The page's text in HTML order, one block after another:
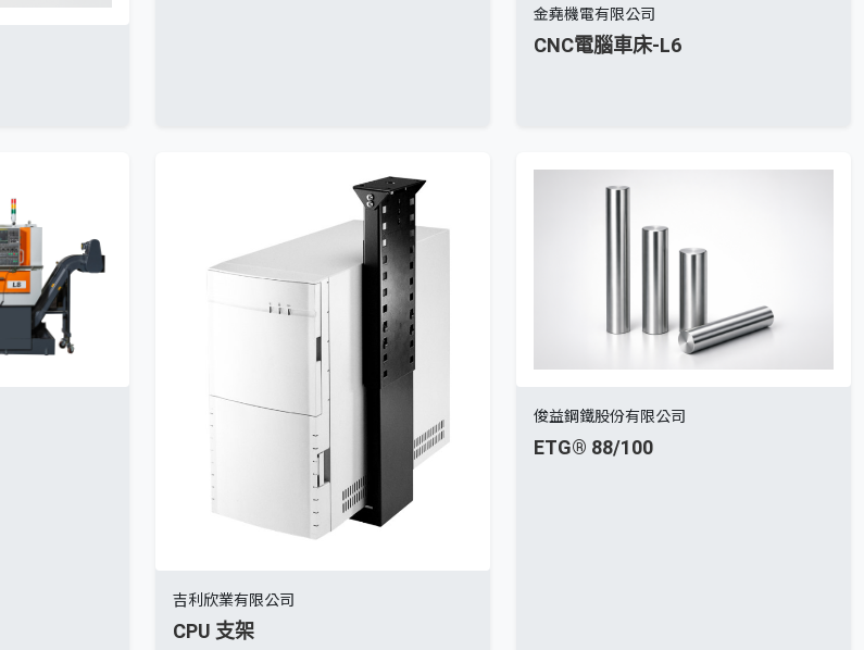
金堯機電有限公司
CNC電腦車床-L6
吉利欣業有限公司
CPU 支架
俊益鋼鐵股份有限公司
ETG® 88/100